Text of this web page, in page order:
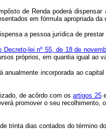
de Renda poderá
em fórmula apropriada
a pessoa jurídica de
Decreto-lei nº 55, de 18 de
próprios, em quantia igual ao
incorporada ao capital
de acôrdo com osartigos 25
promover o seu
dias contados do término